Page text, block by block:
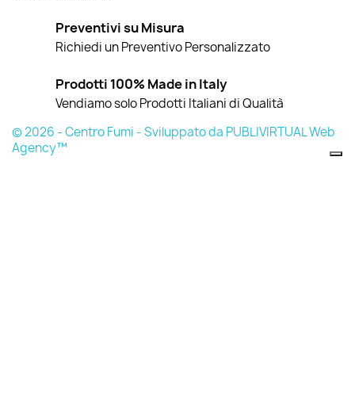
Preventivi su Misura
Richiedi un Preventivo Personalizzato
Prodotti 100% Made in Italy
Vendiamo solo Prodotti Italiani di Qualità
© 2026 - Centro Fumi - Sviluppato da PUBLIVIRTUAL Web
Agency™